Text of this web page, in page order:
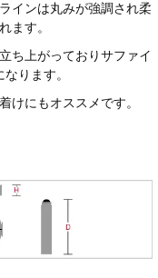
インは丸みが強調され柔
ます。
ち上がっておりサファイ
ります。
けにもオススメです。